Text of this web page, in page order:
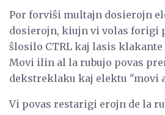
Por forviŝi multajn dosierojn
dosierojn, kiujn vi volas forigi
ŝlosilo CTRL kaj lasis
Movi ilin al la rubujo povas
dekstreklaku kaj elektu "movi
Vi povas restarigi erojn de la